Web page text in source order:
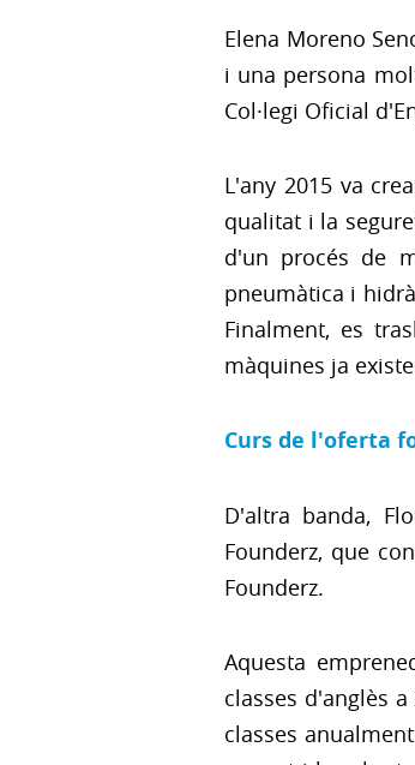
Elena Moreno
i una persona
Col·legi Oficial
L'any 2015 va
qualitat i la
d'un procés de
pneumàtica i
Finalment, es
màquines ja
Curs de l'oferta
D'altra banda,
Founderz, que
Founderz.
Aquesta
classes d'anglès
classes